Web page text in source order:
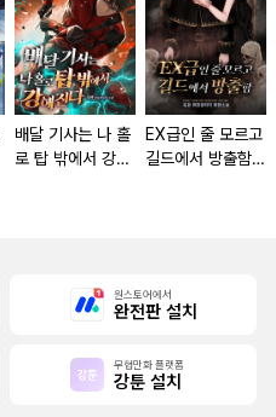
배달 기사는 나 홀
로 탑 밖에서 강해
EX급인 줄 모르고
길드에서 방출함
원스토어에서
완전판 설치
무협만화 플랫폼
강툰 설치